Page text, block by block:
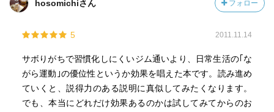
hosomichiさん フォロー
5 2011.11.14
サボりがちで習慣化しにくいジム通いより、日常生活の｢な
がら運動｣の優位性というか効果を唱えた本です。読み進め
ていくと、説得力のある説明に真似してみたくなります。
でも、本当にどれだけ効果あるのかは試してみてからのお